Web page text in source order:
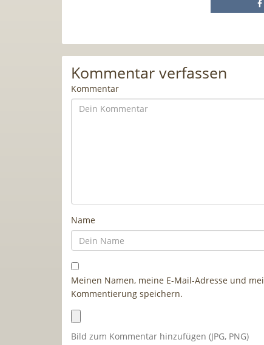
Kommentar verfassen
Kommentar
Name
Meinen Namen, meine E-Mail-Adresse und
Kommentierung speichern.
Bild zum Kommentar hinzufügen (JPG, PNG)